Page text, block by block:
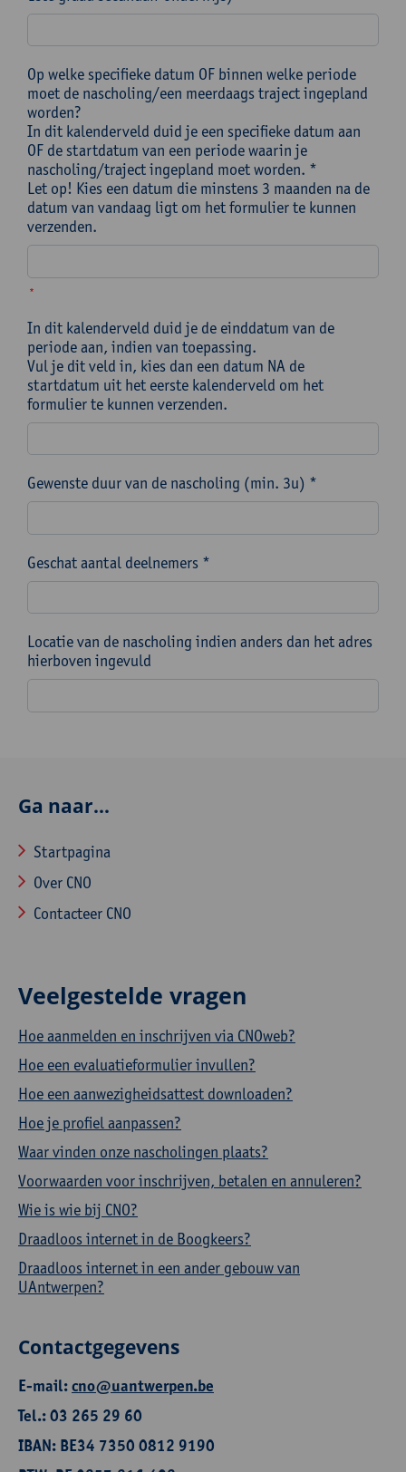
Op welke specifieke datum OF binnen welke periode
moet de nascholing/een meerdaags traject ingepland
worden?
In dit kalenderveld duid je een specifieke datum aan
OF de startdatum van een periode waarin je
nascholing/traject ingepland moet worden. *
Let op! Kies een datum die minstens 3 maanden na de
datum van vandaag ligt om het formulier te kunnen
verzenden.
*
In dit kalenderveld duid je de einddatum van de
periode aan, indien van toepassing.
Vul je dit veld in, kies dan een datum NA de
startdatum uit het eerste kalenderveld om het
formulier te kunnen verzenden.
Gewenste duur van de nascholing (min. 3u) *
Geschat aantal deelnemers *
Locatie van de nascholing indien anders dan het adres
hierboven ingevuld
Ga naar...
Startpagina
Over CNO
Contacteer CNO
Veelgestelde vragen
Hoe aanmelden en inschrijven via CNOweb?
Hoe een evaluatieformulier invullen?
Hoe een aanwezigheidsattest downloaden?
Hoe je profiel aanpassen?
Waar vinden onze nascholingen plaats?
Voorwaarden voor inschrijven, betalen en annuleren?
Wie is wie bij CNO?
Draadloos internet in de Boogkeers?
Draadloos internet in een ander gebouw van
UAntwerpen?
Contactgegevens
E-mail:cno@uantwerpen.be
Tel.: 03 265 29 60
IBAN: BE34 7350 0812 9190